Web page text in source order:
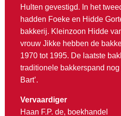
Hulten gevestigd. In het
hadden Foeke en Hidde
bakkerij. Kleinzoon Hidde
vrouw Jikke hebben de
1970 tot 1995. De laatste
traditionele bakkerspand nog
Bart’.
Vervaardiger
Haan F.P. de, boekhandel